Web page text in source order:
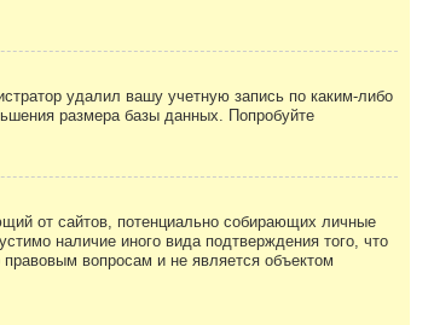
удалил вашу учетную запись по каким-либо
размера базы данных. Попробуйте
от сайтов, потенциально собирающих личные
наличие иного вида подтверждения того, что
вопросам и не является объектом